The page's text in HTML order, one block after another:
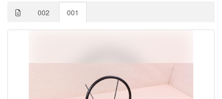
002 001